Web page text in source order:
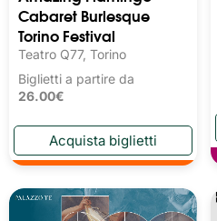
Cabaret Burlesque
Torino Festival
Teatro Q77, Torino
Biglietti a partire da
26.00€